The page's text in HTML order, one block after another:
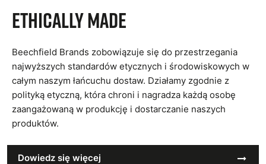
Ethically Made
Beechfield Brands zobowiązuje się do przestrzegania
najwyższych standardów etycznych i środowiskowych w
całym naszym łańcuchu dostaw. Działamy zgodnie z
polityką etyczną, która chroni i nagradza każdą osobę
zaangażowaną w produkcję i dostarczanie naszych
produktów.
Dowiedz się więcej